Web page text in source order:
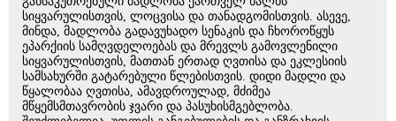
სიყვარულისთვის, ლოცვისა და თანადგომისთვის. ასევე,
მინდა, მადლობა გადავუხადო სენაკის და ჩხოროწყუს
ეპარქიის სამღვდელოებას და მრევლს გამოვლენილი
სიყვარულისთვის, მათთან ერთად ღვთისა და ეკლესიის
სამსახურში გატარებული წლებისთვის. დიდი მადლი და
წყალობაა ღვთისა, ამავდროულად, მძიმეა
მწყემსმთავრობის ჯვარი და პასუხისმგებლობა.